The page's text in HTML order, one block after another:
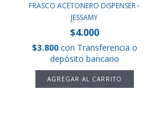
FRASCO ACETONERO DISPENSER -
JESSAMY
$4.000
$3.800 con Transferencia o
depósito bancario